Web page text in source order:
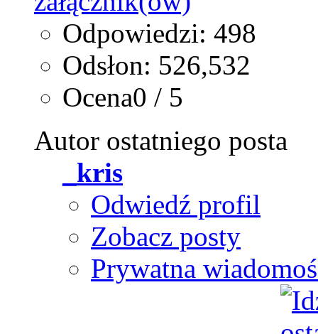
Odpowiedzi: 498
Odsłon: 526,532
Ocena0 / 5
Autor ostatniego posta
_kris
Odwiedź profil
Zobacz posty
Prywatna